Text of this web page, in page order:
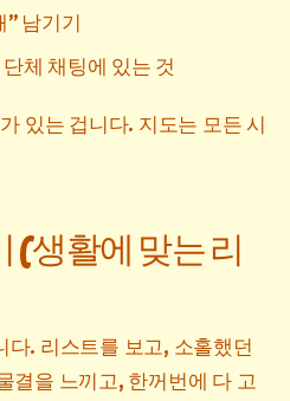
” 남기기
체 채팅에 있는 것
있는 겁니다. 지도는 모든 시
(생활에 맞는 리
다. 리스트를 보고, 소홀했던
결을 느끼고, 한꺼번에 다 고